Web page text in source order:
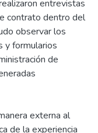
entrevistas
contrato dentro del
observar los
y formularios
de
externa al
de la experiencia